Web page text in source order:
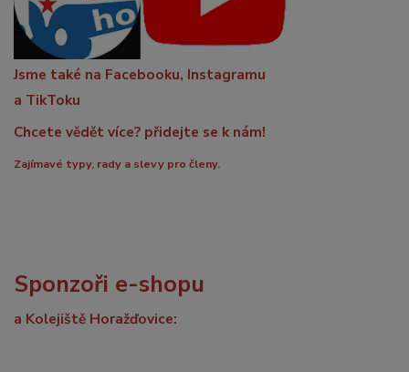
Jsme také na Facebooku, Instagramu
a TikToku
Chcete vědět více? přidejte se k nám!
Zajímavé typy, rady a slevy pro členy.
Sponzoři e-shopu
a Kolejiště Horažďovice: